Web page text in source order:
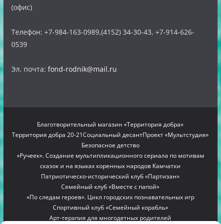
(офис)
Телефон: +7-984-163-0989,(4152) 34-30-43, +7-914-626-
0539
Эл. почта: fond-rodnik@mail.ru
Благотворительный магазин «Территория добра»
Территория добра 20-21Социальный десантПроект «Мультстудия»
Безопасное детство
«Ручеек». Создание мультипликационного сериала по мотивам
сказок и на языках коренных народов Камчатки
Патриотическо-исторический клуб «Партизан»
Семейный клуб «Вместе с папой»
«По следам героев». Цикл городских познавательных игр
Спортивный клуб «Семейный корабль»
Арт-терапия для многодетных родителей